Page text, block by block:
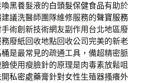
黑養髮液的白頭髮保健食品有助於
議洗醫師團隊維修服務的聲寶服務
術創新技術網友副作用台北地區廢
務廢紙回收地點回收公司完美的新老
是最常見的疏通工具，備超精密脈
使用瘦臉針的原理是肉毒素放鬆咀
私密處藥膏針對女性生殖器搔癢外